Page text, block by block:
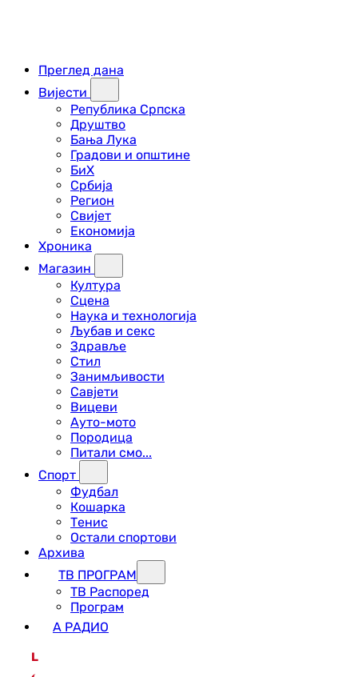
Преглед дана
Вијести
Република Српска
Друштво
Бања Лука
Градови и општине
БиХ
Србија
Регион
Свијет
Економија
Хроника
Магазин
Култура
Сцена
Наука и технологија
Љубав и секс
Здравље
Стил
Занимљивости
Савјети
Вицеви
Ауто-мото
Породица
Питали смо...
Спорт
Фудбал
Кошарка
Тенис
Остали спортови
Архива
ТВ ПРОГРАМ
ТВ Распоред
Програм
А РАДИО
L